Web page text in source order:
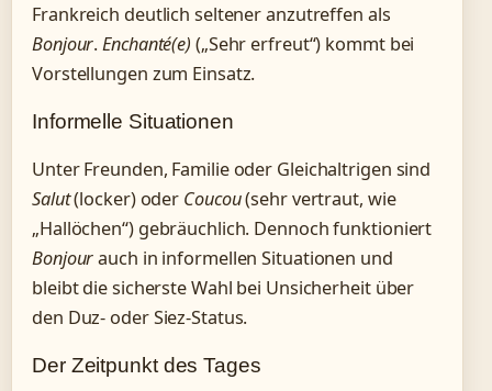
Frankreich deutlich seltener anzutreffen als
Bonjour.Enchanté(e) („Sehr erfreut“) kommt bei
Vorstellungen zum Einsatz.
Informelle Situationen
Unter Freunden, Familie oder Gleichaltrigen sind
Salut(locker) oder Coucou(sehr vertraut, wie
„Hallöchen“) gebräuchlich. Dennoch funktioniert
Bonjourauch in informellen Situationen und
bleibt die sicherste Wahl bei Unsicherheit über
den Duz- oder Siez-Status.
Der Zeitpunkt des Tages